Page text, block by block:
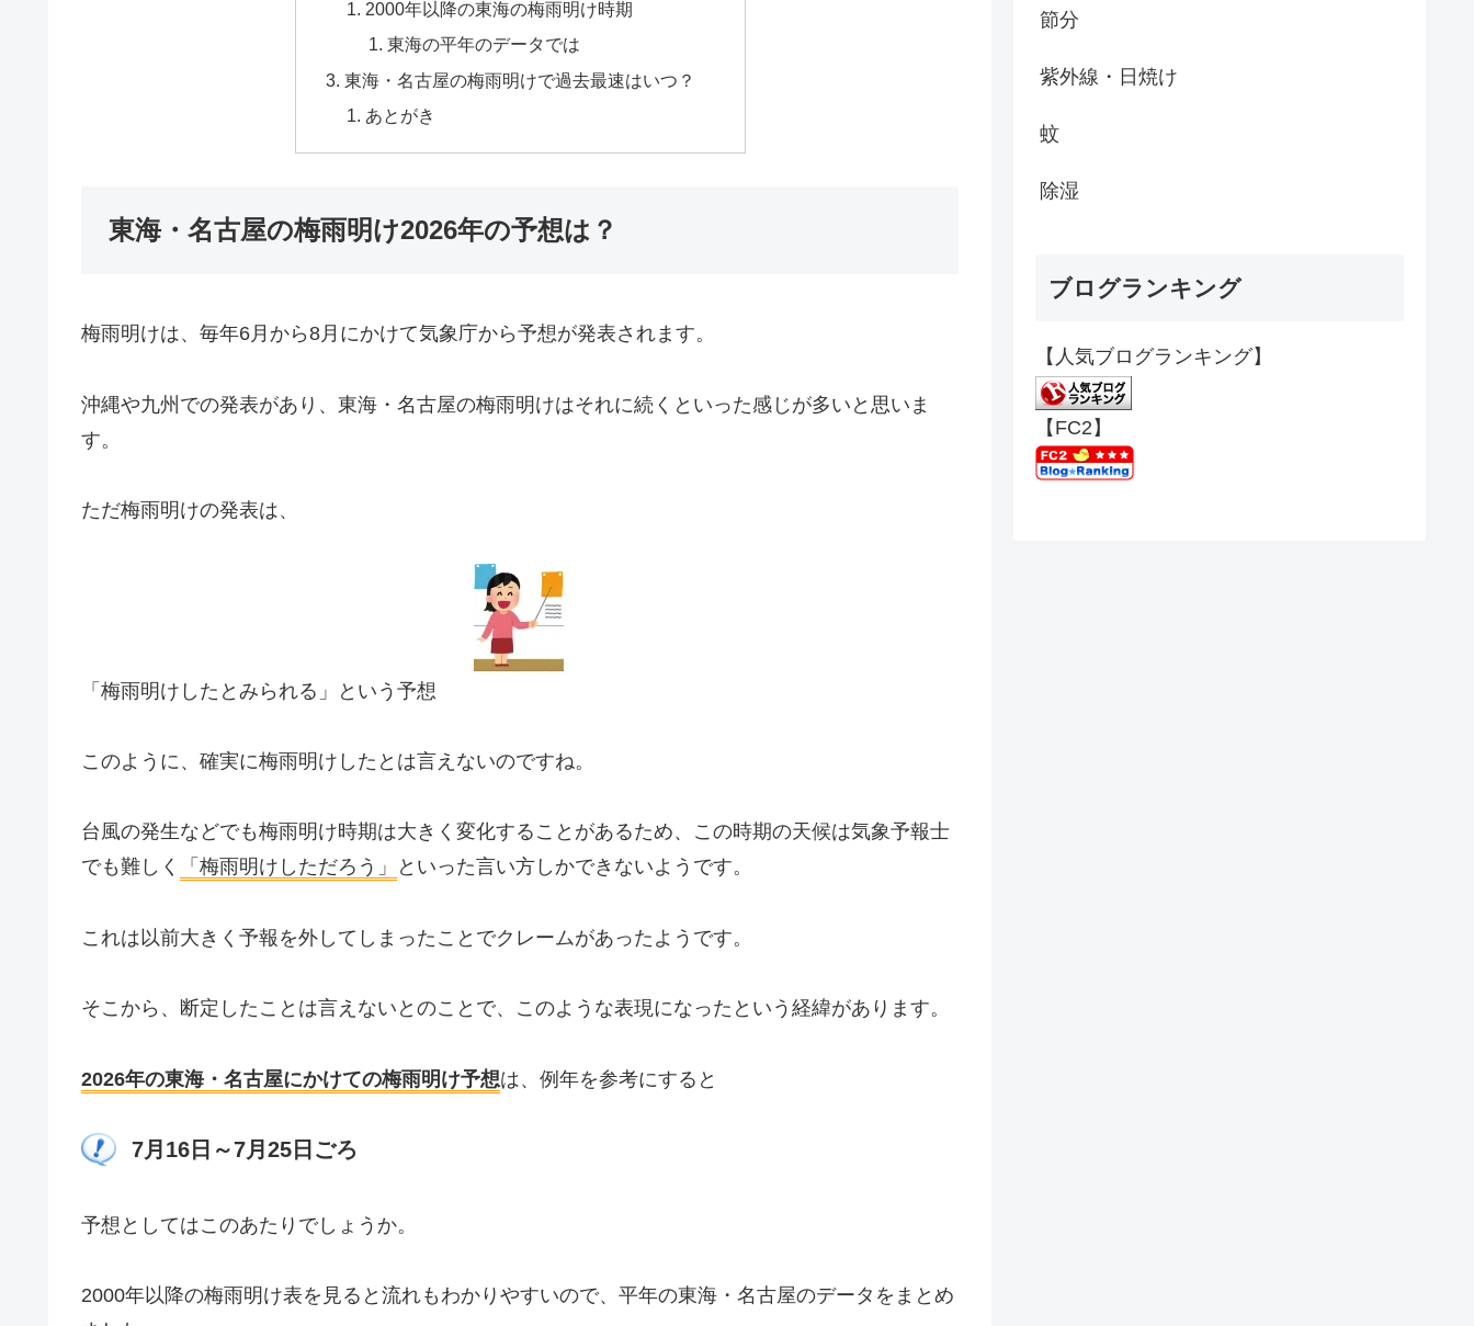
2000年以降の東海の梅雨明け時期
東海の平年のデータでは
東海・名古屋の梅雨明けで過去最速はいつ？
あとがき
東海・名古屋の梅雨明け2026年の予想は？
梅雨明けは、毎年6月から8月にかけて気象庁から予想が発表されます。
沖縄や九州での発表があり、東海・名古屋の梅雨明けはそれに続くといった感じが多いと思いま
す。
ただ梅雨明けの発表は、
「梅雨明けしたとみられる」という予想
このように、確実に梅雨明けしたとは言えないのですね。
台風の発生などでも梅雨明け時期は大きく変化することがあるため、この時期の天候は気象予報士
でも難しく
「梅雨明けしただろう」 といった言い方しかできないようです。
これは以前大きく予報を外してしまったことでクレームがあったようです。
そこから、断定したことは言えないとのことで、このような表現になったという経緯があります。
2026年の東海・名古屋にかけての梅雨明け予想は、例年を参考にすると
7月16日～7月25日ごろ
予想としてはこのあたりでしょうか。
2000年以降の梅雨明け表を見ると流れもわかりやすいので、平年の東海・名古屋のデータをまとめ
節分
紫外線・日焼け
蚊
除湿
ブログランキング
【人気ブログランキング】
【FC2】